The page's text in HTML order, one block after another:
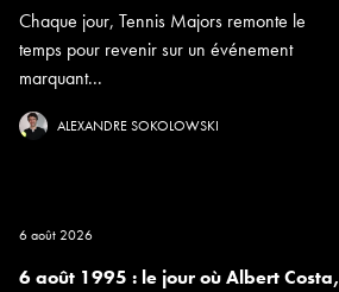
Chaque jour, Tennis Majors remonte le
temps pour revenir sur un événement
marquant...
ALEXANDRE SOKOLOWSKI
6 août 2026
6 août 1995 : le jour où Albert Costa,